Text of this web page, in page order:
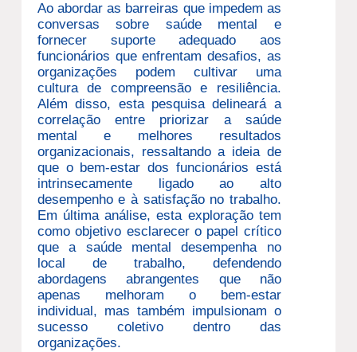
Ao abordar as barreiras que impedem as
conversas sobre saúde mental e
fornecer suporte adequado aos
funcionários que enfrentam desafios, as
organizações podem cultivar uma
cultura de compreensão e resiliência.
Além disso, esta pesquisa delineará a
correlação entre priorizar a saúde
mental e melhores resultados
organizacionais, ressaltando a ideia de
que o bem-estar dos funcionários está
intrinsecamente ligado ao alto
desempenho e à satisfação no trabalho.
Em última análise, esta exploração tem
como objetivo esclarecer o papel crítico
que a saúde mental desempenha no
local de trabalho, defendendo
abordagens abrangentes que não
apenas melhoram o bem-estar
individual, mas também impulsionam o
sucesso coletivo dentro das
organizações.